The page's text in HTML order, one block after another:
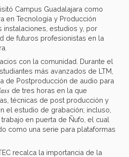
Campus Guadalajara como
en Tecnología y Producción
instalaciones, estudios y, por
de futuros profesionistas en la
con la comunidad. Durante el
más avanzados de LTM,
de Postproducción de audio para
de tres horas en la que
técnicas de post producción y
el estudio de grabación; incluso,
en puerta de Ñufo, el cual
como una serie para plataformas
recalca la importancia de la